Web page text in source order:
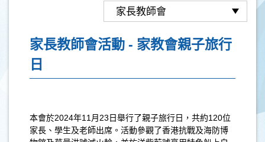
家長教師會活動 - 家教會親子旅行
日
本會於2024年11 月 23 日舉行了親子旅行日，共約120位
家長、學生及老師出席。活動參觀了香港抗戰及海防博